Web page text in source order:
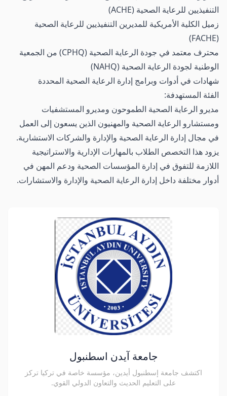
التنفيذيين للرعاية الصحية (ACHE)
زميل الكلية الأمريكية للمديرين التنفيذيين للرعاية الصحية
(FACHE)
محترف معتمد في جودة الرعاية الصحية (CPHQ) من الجمعية
الوطنية لجودة الرعاية الصحية (NAHQ)
شهادات في أدوات وبرامج إدارة الرعاية الصحية المحددة
الفئة المستهدفة:
مديرو الرعاية الصحية الطموحون ومديرو المستشفيات
ومستشارو الرعاية الصحية والمهنيون الذين يسعون إلى العمل
في مجال إدارة الرعاية الصحية والإدارة والشركات الاستشارية.
يزود هذا التخصص الطلاب بالمهارات الإدارية والاستراتيجية
اللازمة للتفوق في إدارة المؤسسات الصحية ودعم المهن في
أدوار مختلفة داخل إدارة الرعاية الصحية والإدارة والاستشارات.
جامعة آيدن اسطنبول
اكتشف جامعة إسطنبول أيدين، مؤسسة خاصة في تركيا تركز
على التعليم الحديث والتعاون الدولي القوي.